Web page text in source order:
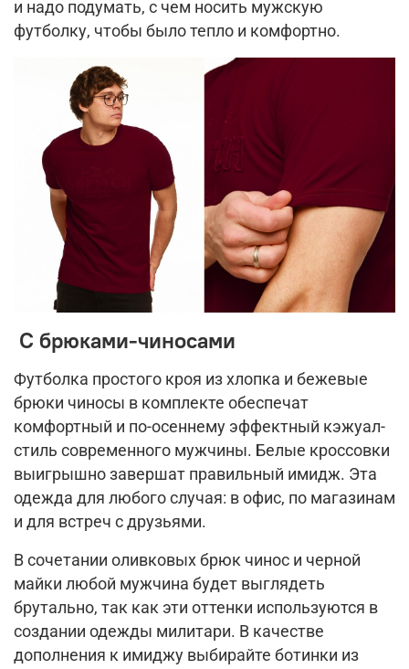
и надо подумать, с чем носить мужскую
футболку, чтобы было тепло и комфортно.
С брюками-чиносами
Футболка простого кроя из хлопка и бежевые
брюки чиносы в комплекте обеспечат
комфортный и по-осеннему эффектный кэжуал-
стиль современного мужчины. Белые кроссовки
выигрышно завершат правильный имидж. Эта
одежда для любого случая: в офис, по магазинам
и для встреч с друзьями.
В сочетании оливковых брюк чинос и черной
майки любой мужчина будет выглядеть
брутально, так как эти оттенки используются в
создании одежды милитари. В качестве
дополнения к имиджу выбирайте ботинки из